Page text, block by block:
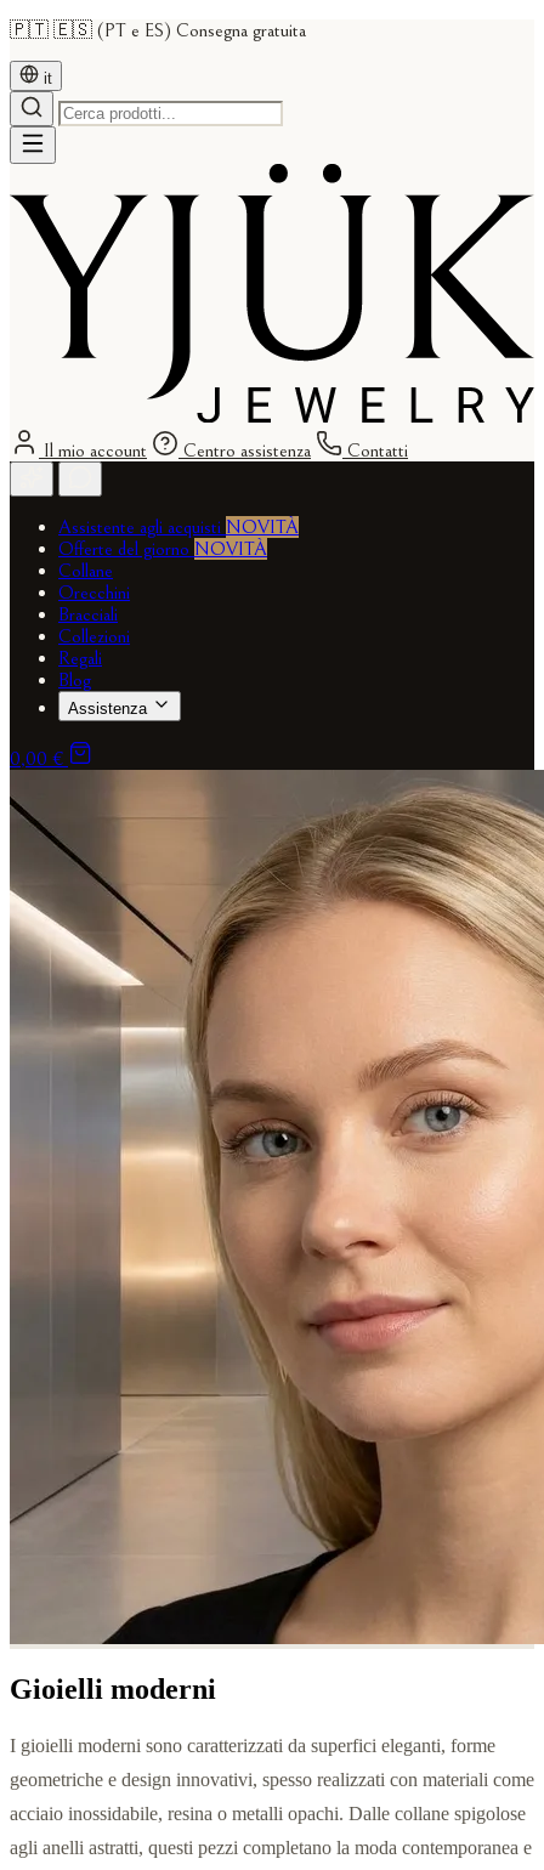
🇵🇹 🇪🇸 (PT e ES) Consegna gratuita
it
Il mio account Centro assistenza Contatti
Assistente agli acquisti NOVITÀ
Offerte del giorno NOVITÀ
Collane
Orecchini
Bracciali
Collezioni
Regali
Blog
Assistenza
0,00 €
Gioielli moderni
I gioielli moderni sono caratterizzati da superfici eleganti, forme
geometriche e design innovativi, spesso realizzati con materiali come
acciaio inossidabile, resina o metalli opachi. Dalle collane spigolose
agli anelli astratti, questi pezzi completano la moda contemporanea e